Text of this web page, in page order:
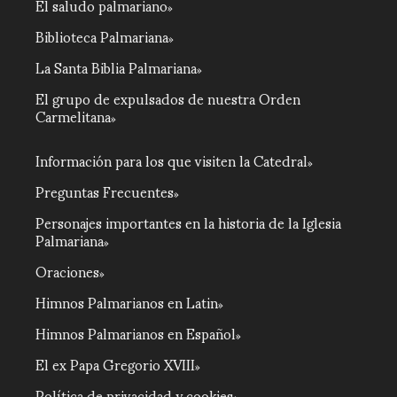
Biblioteca Palmariana
La Santa Biblia Palmariana
El grupo de expulsados de nuestra Orden
Carmelitana
Información para los que visiten la Catedral
Preguntas Frecuentes
Personajes importantes en la historia de la Iglesia
Palmariana
Oraciones
Himnos Palmarianos en Latin
Himnos Palmarianos en Español
El ex Papa Gregorio XVIII